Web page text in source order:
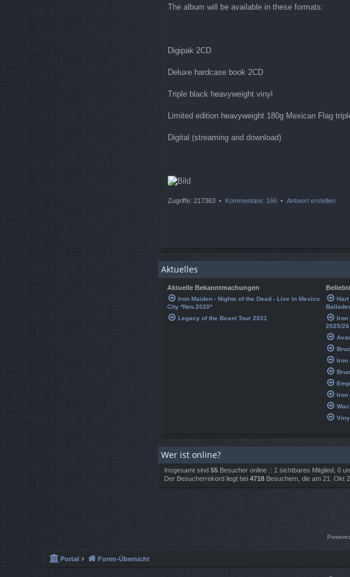
The album will be available in these formats:
Digipak 2CD
Deluxe hardcase book 2CD
Triple black heavyweight vinyl
Limited edition heavyweight 180g Mexican Flag
Digital (streaming and download)
Zugriffe: 217363 • Kommentare: 166 • Antwort erstellen
Aktuelles
Aktuelle Bekanntmachungen
Iron Maiden - Nights of the Dead - Live in Mexico
City *Nov.2020*
Legacy of the Beast Tour 2021
Iron
2025/26
Iron
Iron
Wer ist online?
Insgesamt sind 55 Besucher online :: 1 sichtbares Mitglied, 0
Der Besucherrekord liegt bei 4718 Besuchern, die am 21. Okt
Portal Foren-Übersicht